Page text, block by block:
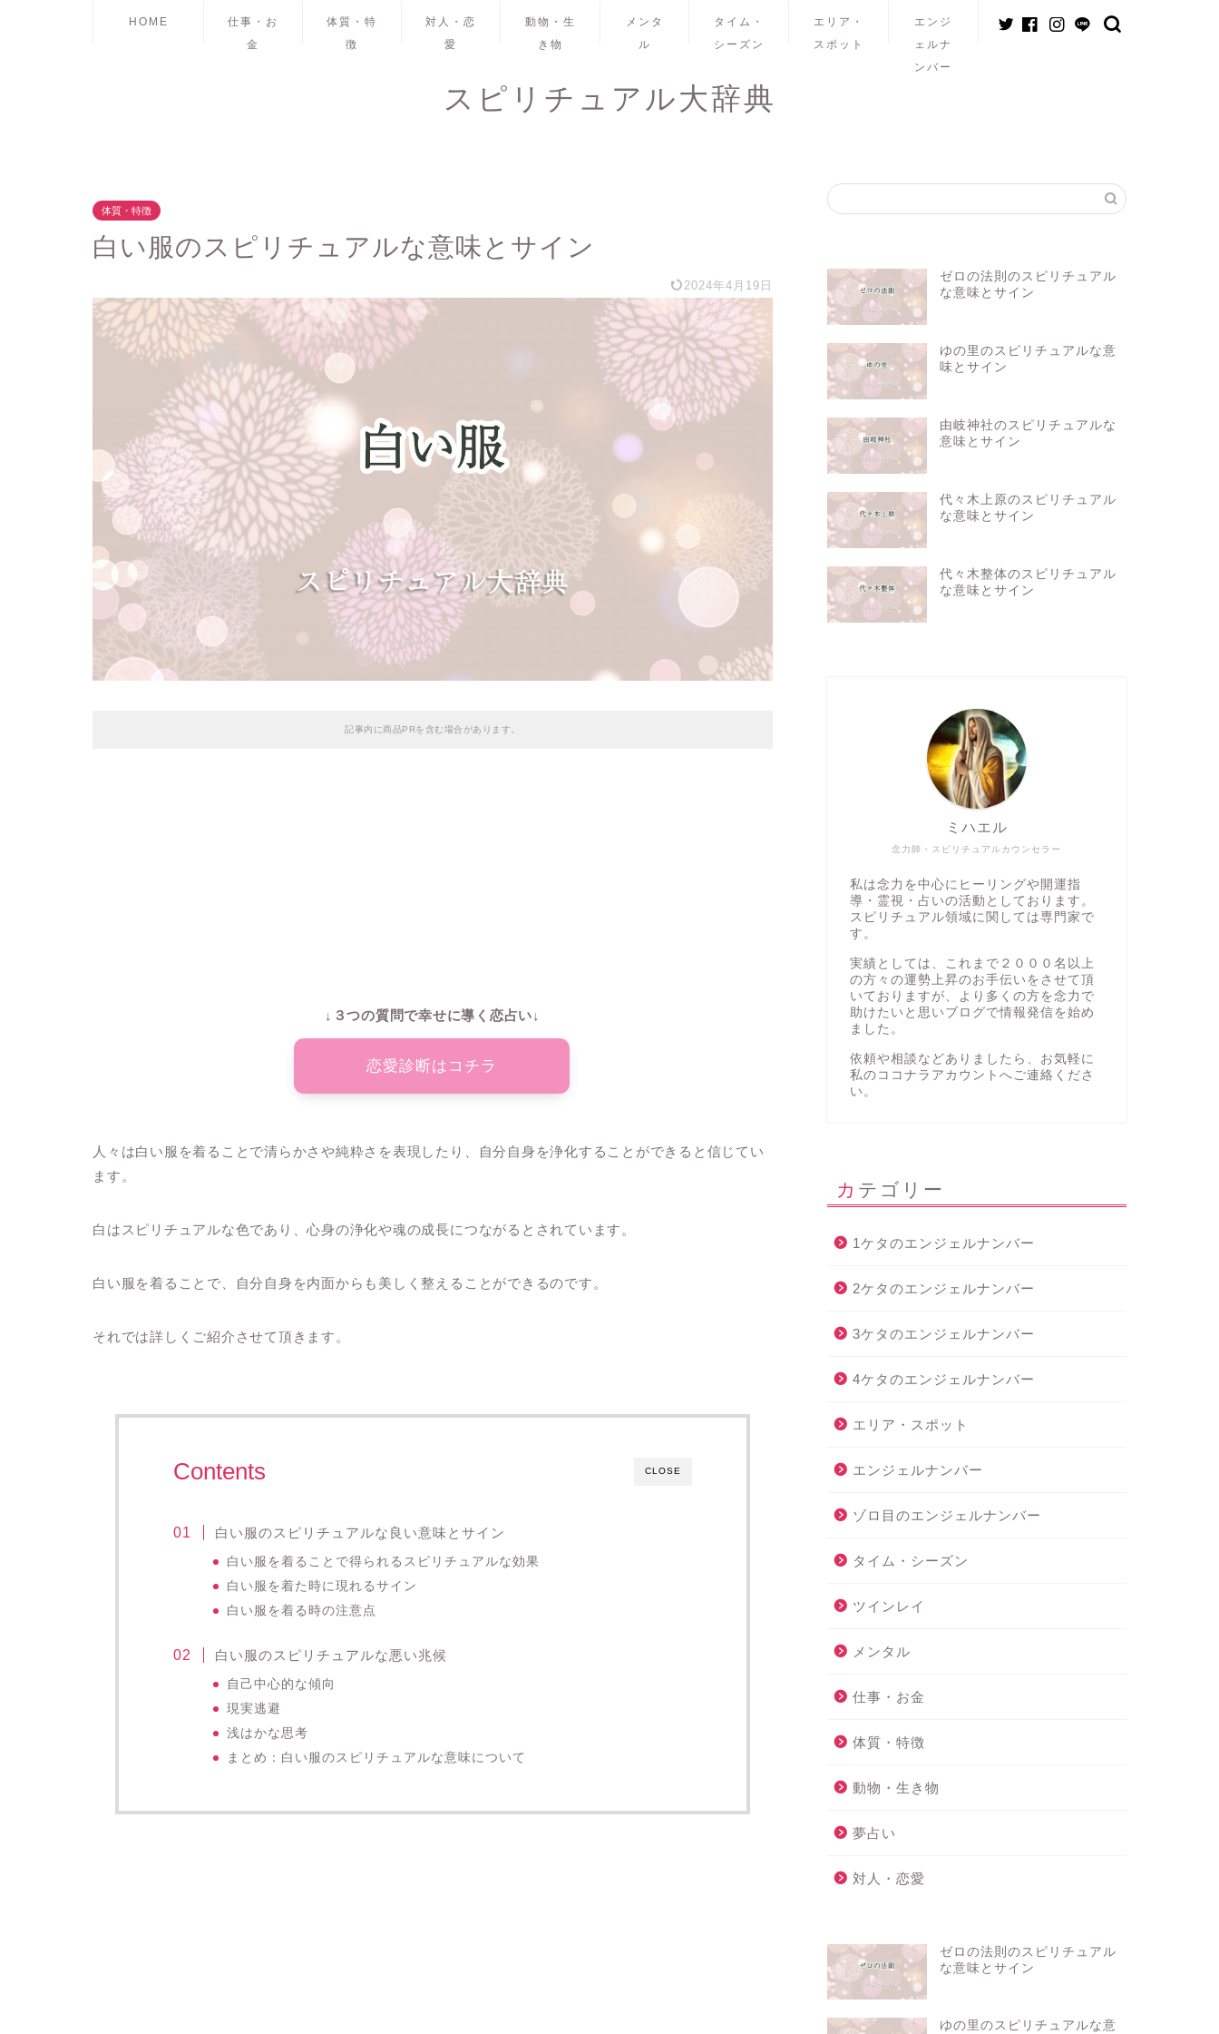
HOME
仕事・お
金
体質・特
徴
対人・恋
愛
動物・生
き物
メンタ
ル
タイム・
シーズン
エリア・
スポット
エンジ
ェルナ
ンバー
スピリチュアル大辞典
体質・特徴
白い服のスピリチュアルな意味とサイン
2024年4月19日
記事内に商品PRを含む場合があります。
↓３つの質問で幸せに導く恋占い↓
恋愛診断はコチラ
人々は白い服を着ることで清らかさや純粋さを表現したり、自分自身を浄化することができると信じてい
ます。
白はスピリチュアルな色であり、心身の浄化や魂の成長につながるとされています。
白い服を着ることで、自分自身を内面からも美しく整えることができるのです。
それでは詳しくご紹介させて頂きます。
CLOSE
Contents
白い服のスピリチュアルな良い意味とサイン
白い服を着ることで得られるスピリチュアルな効果
白い服を着た時に現れるサイン
白い服を着る時の注意点
白い服のスピリチュアルな悪い兆候
自己中心的な傾向
現実逃避
浅はかな思考
まとめ：白い服のスピリチュアルな意味について
ゼロの法則のスピリチュアル
な意味とサイン
ゆの里のスピリチュアルな意
味とサイン
由岐神社のスピリチュアルな
意味とサイン
代々木上原のスピリチュアル
な意味とサイン
代々木整体のスピリチュアル
な意味とサイン
念力師・スピリチュアルカウンセラー
ミハエル
私は念力を中心にヒーリングや開運指
導・霊視・占いの活動としております。
スピリチュアル領域に関しては専門家で
す。
実績としては、これまで２０００名以上
の方々の運勢上昇のお手伝いをさせて頂
いておりますが、より多くの方を念力で
助けたいと思いブログで情報発信を始め
ました。
依頼や相談などありましたら、お気軽に
私の ココナラアカウント へご連絡くださ
い。
カテゴリー
1ケタのエンジェルナンバー
2ケタのエンジェルナンバー
3ケタのエンジェルナンバー
4ケタのエンジェルナンバー
エリア・スポット
エンジェルナンバー
ゾロ目のエンジェルナンバー
タイム・シーズン
ツインレイ
メンタル
仕事・お金
体質・特徴
動物・生き物
夢占い
対人・恋愛
ゼロの法則のスピリチュアル
な意味とサイン
ゆの里のスピリチュアルな意